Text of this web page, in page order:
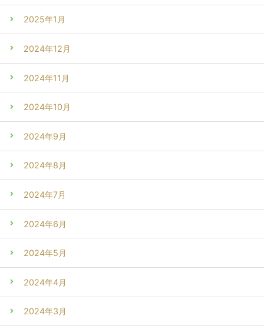
2025年1月
2024年12月
2024年11月
2024年10月
2024年9月
2024年8月
2024年7月
2024年6月
2024年5月
2024年4月
2024年3月